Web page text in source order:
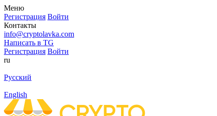
Меню
Регистрация Войти
Контакты
info@cryptolavka.com
Написать в TG
Регистрация Войти
ru
Русский
English